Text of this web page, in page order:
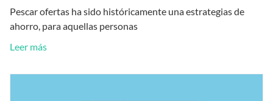
Pescar ofertas ha sido históricamente una estrategias de
ahorro, para aquellas personas
Leer más